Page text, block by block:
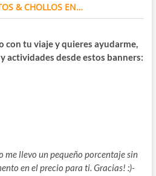
& CHOLLOS EN…
con tu viaje y quieres ayudarme,
actividades desde estos banners:
me llevo un pequeño porcentaje sin
en el precio para ti. Gracias! :)-